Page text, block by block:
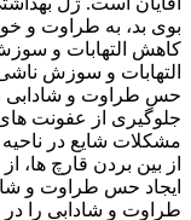
بوی بد، به طراوت و
کاهش التهابات و
التهابات و سوزش
حس طراوت و شادابی
جلوگیری از عفونت
مشکلات شایع در ناحیه
از بین بردن قارچ ها،
ایجاد حس طراوت و
طراوت و شادابی را در